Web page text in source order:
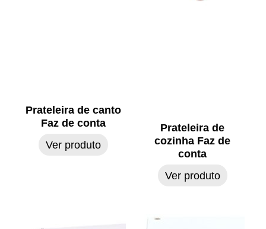
Prateleira de canto
Faz de conta
Ver produto
Prateleira de
cozinha Faz de
conta
Ver produto